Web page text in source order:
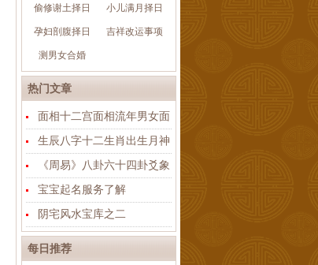
偷修谢土择日 小儿满月择日
孕妇剖腹择日 吉祥改运事项
测男女合婚
热门文章
面相十二宫面相流年男女面
生辰八字十二生肖出生月神
《周易》八卦六十四卦爻象
宝宝起名服务了解
阴宅风水宝库之二
每日推荐